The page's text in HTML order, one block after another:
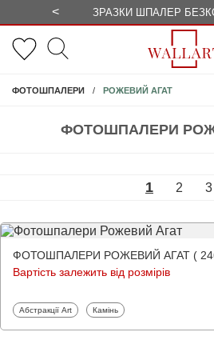
< ЗРАЗКИ ШПАЛЕР
ФОТОШПАЛЕРИ
ФОТОШПАЛЕРИ РОЖЕВИЙ АГАТ
1 2 3
ФОТОШПАЛЕРИ РОЖЕВИЙ АГАТ (
Вартість залежить від розмірів
Фотошпалери
Абстракції Art Фотошпалери
Камінь